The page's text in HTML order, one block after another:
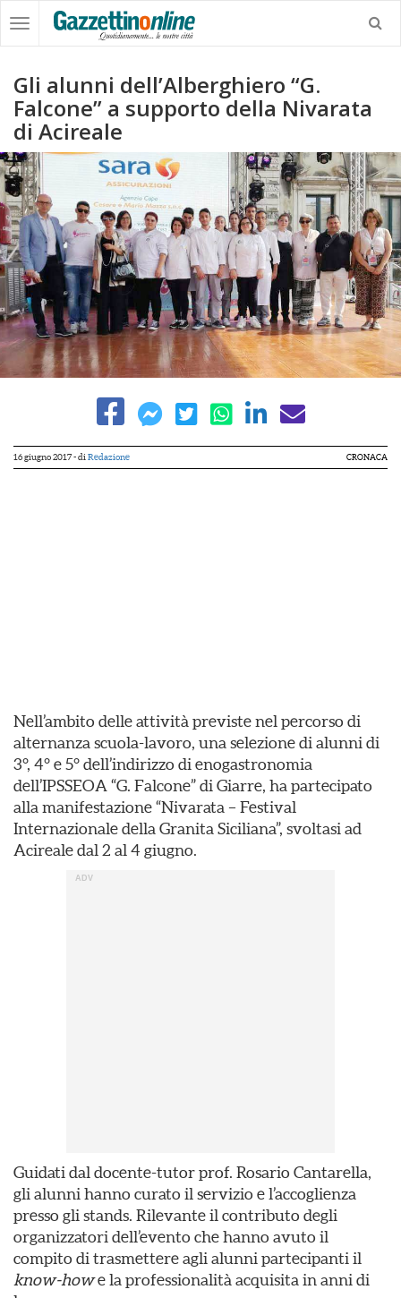
Gli alunni dell’Alberghiero “G.
Falcone” a supporto della Nivarata
di Acireale
16 giugno 2017- di Redazione CRONACA
Nell’ambito delle attività previste nel percorso di
alternanza scuola-lavoro, una selezione di alunni di
3°, 4° e 5° dell’indirizzo di enogastronomia
dell’IPSSEOA “G. Falcone” di Giarre, ha partecipato
alla manifestazione “Nivarata – Festival
Internazionale della Granita Siciliana”, svoltasi ad
Acireale dal 2 al 4 giugno.
Guidati dal docente-tutor prof. Rosario Cantarella,
gli alunni hanno curato il servizio e l’accoglienza
presso gli stands. Rilevante il contributo degli
organizzatori dell’evento che hanno avuto il
compito di trasmettere agli alunni partecipanti il
know-howe la professionalità acquisita in anni di